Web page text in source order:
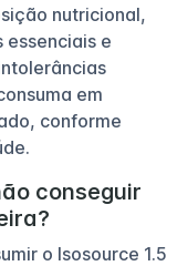
nutricional,
essenciais e
em
conforme
conseguir
o Isosource 1.5